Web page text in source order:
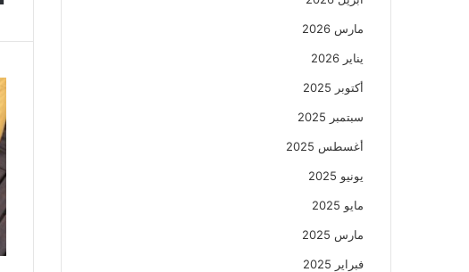
مارس 2026
يناير 2026
أكتوبر 2025
سبتمبر 2025
أغسطس 2025
يونيو 2025
مايو 2025
مارس 2025
فبراير 2025